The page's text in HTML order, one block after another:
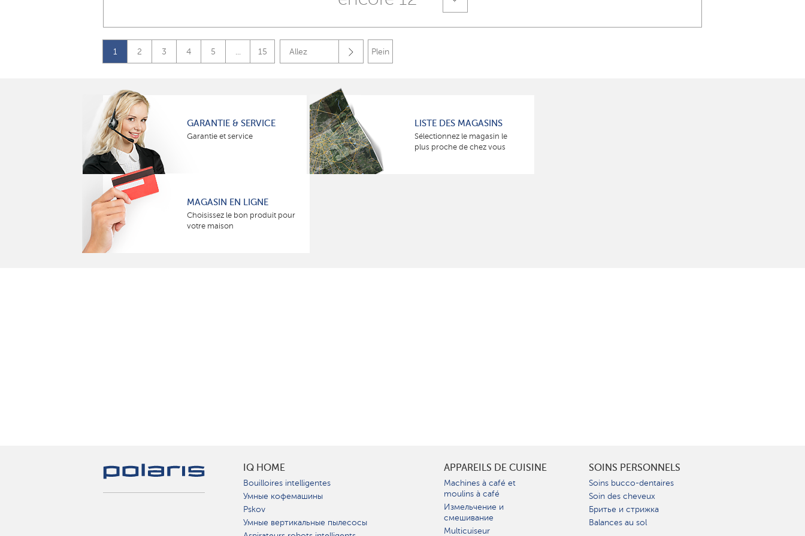
1 2 3 4 5 ... 15 Allez Plein
GARANTIE & SERVICE
Garantie et service
LISTE DES MAGASINS
Sélectionnez le magasin le
plus proche de chez vous
MAGASIN EN LIGNE
Choisissez le bon produit pour
votre maison
IQ HOME
Bouilloires intelligentes
Умные кофемашины
Pskov
Умные вертикальные пылесосы
APPAREILS DE CUISINE
Machines à café et
moulins à café
Измельчение и
смешивание
Multicuiseur
SOINS PERSONNELS
Soins bucco-dentaires
Soin des cheveux
Бритье и стрижка
Balances au sol